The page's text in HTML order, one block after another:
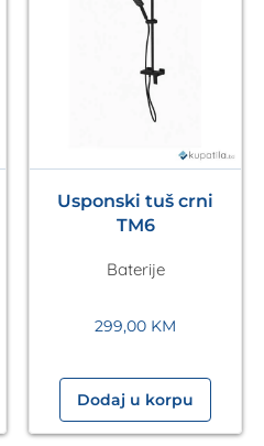
Usponski tuš crni
TM6
Baterije
299,00 KM
Dodaj u korpu